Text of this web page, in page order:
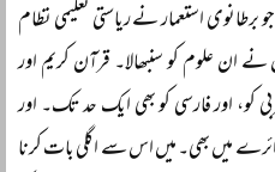
استعمار نے ریاستی تعلیمی نظام
علوم کو سنبھالا۔ قرآن کریم اور
کو، اور فارسی کو بھی ایک حد تک۔ اور
میں بھی۔ میں اس سے اگلی بات کرنا